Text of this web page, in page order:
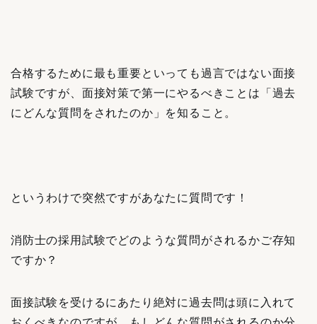
合格するために最も重要といっても過言ではない面接
試験ですが、面接対策で第一にやるべきことは「過去
にどんな質問をされたのか」を知ること。
というわけで突然ですがあなたに質問です！
消防士の採用試験でどのような質問がされるかご存知
ですか？
面接試験を受けるにあたり絶対に過去問は頭に入れて